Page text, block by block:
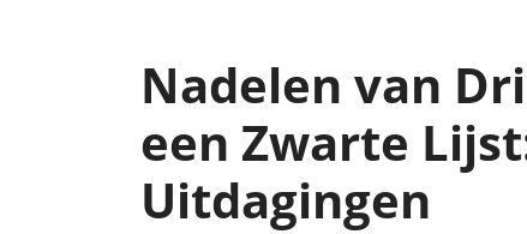
Nadelen van
een Zwarte
Uitdagingen